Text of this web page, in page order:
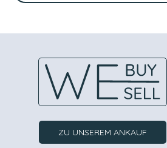
ZU UNSEREM ANKAUF